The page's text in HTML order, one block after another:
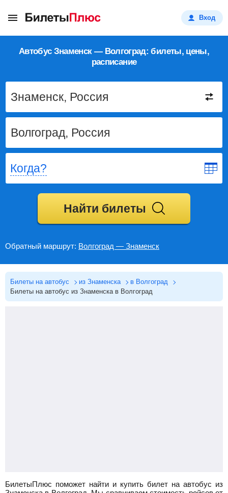
Вход
Автобус Знаменск — Волгоград: билеты, цены,
расписание
Когда?
Найти билеты
Обратный маршрут: Волгоград — Знаменск
Билеты на автобус из Знаменска
в Волгоград
Билеты на автобус из Знаменска в Волгоград
БилетыПлюс поможет найти и купить билет на автобус из